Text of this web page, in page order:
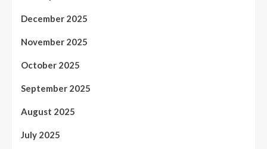
December 2025
November 2025
October 2025
September 2025
August 2025
July 2025